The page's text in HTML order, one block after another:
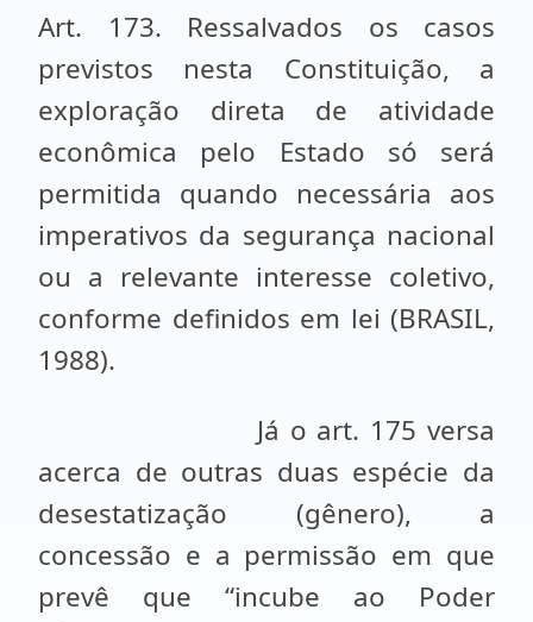
Art. 173. Ressalvados os casos
previstos nesta Constituição, a
exploração direta de atividade
econômica pelo Estado só será
permitida quando necessária aos
imperativos da segurança nacional
ou a relevante interesse coletivo,
conforme definidos em lei (BRASIL,
1988).
Já o art. 175 versa
acerca de outras duas espécie da
desestatização (gênero), a
concessão e a permissão em que
prevê que “incube ao Poder